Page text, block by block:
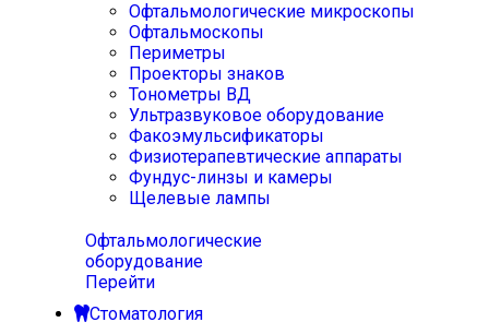
Офтальмологические микроскопы
Офтальмоскопы
Периметры
Проекторы знаков
Тонометры ВД
Ультразвуковое оборудование
Факоэмульсификаторы
Физиотерапевтические аппараты
Фундус-линзы и камеры
Щелевые лампы
Офтальмологические
оборудование
Перейти
Стоматология